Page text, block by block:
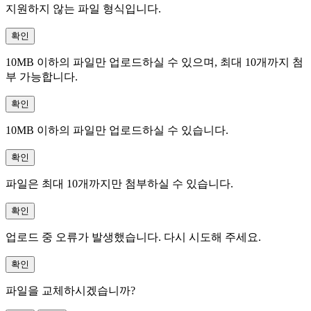
지원하지 않는 파일 형식입니다.
확인
10MB 이하의 파일만 업로드하실 수 있으며, 최대 10개까지 첨
부 가능합니다.
확인
10MB 이하의 파일만 업로드하실 수 있습니다.
확인
파일은 최대 10개까지만 첨부하실 수 있습니다.
확인
업로드 중 오류가 발생했습니다. 다시 시도해 주세요.
확인
파일을 교체하시겠습니까?